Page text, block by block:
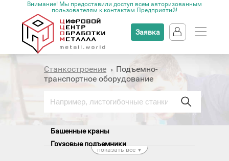
Внимание! Мы предоставили доступ всем авторизованным
пользователям к контактам Предприятий!
Заявка
Станкостроение › Подъемно-
транспортное оборудование
Башенные краны
Грузовые подъемники
Грузоподъемные столы
показать все ▼